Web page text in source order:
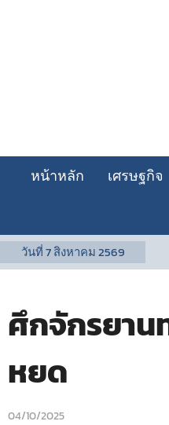
หน้าหลัก เศรษฐกิจ
วันที่7 สิงหาคม 2569
ศึกจักรยาน
หยด
04/10/2025